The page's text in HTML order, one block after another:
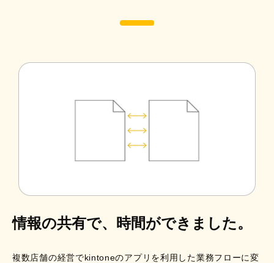
情報の共有で、時間ができました。
複数店舗の経営でkintoneのアプリを利用した業務フローに変